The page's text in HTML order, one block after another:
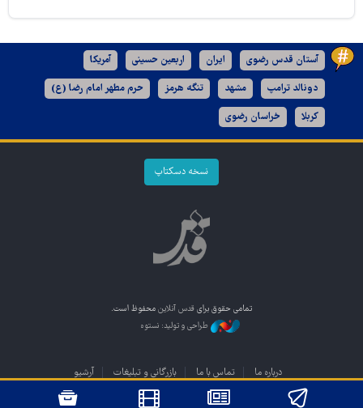
آستان قدس رضوی ایران اربعین حسینی آمریکا
دونالد ترامپ مشهد تنگه هرمز حرم مطهر امام رضا (ع)
کربلا خراسان رضوی
نسخه دسکتاپ
تمامی حقوق برای قدس آنلاین محفوظ است.
طراحی و تولید: نستوه
درباره ما تماس با ما بازرگانی و تبلیغات آرشیو